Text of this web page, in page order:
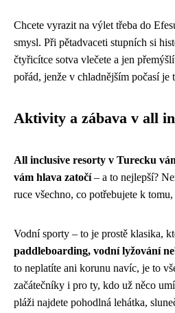
Chcete vyrazit na výlet třeba do
smysl. Při pětadvaceti stupních si
čtyřicítce sotva vlečete a jen
pořád, jenže v chladnějším počasí je
Aktivity a zábava v all
All inclusive resorty v Turecku
vám hlava zatočí– a to nejlepší?
ruce všechno, co potřebujete k
Vodní sporty – to je prostě klasika,
paddleboarding, vodní lyžování
to neplatíte ani korunu navíc, je to
začátečníky i pro ty, kdo už něco
pláži najdete pohodlná lehátka,